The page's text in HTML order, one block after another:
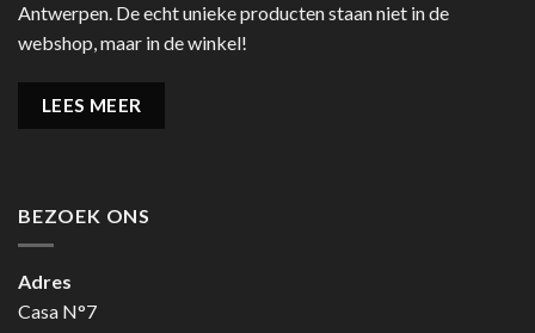
Antwerpen. De echt unieke producten staan niet in de
webshop, maar in de winkel!
LEES MEER
BEZOEK ONS
Adres
Casa N°7